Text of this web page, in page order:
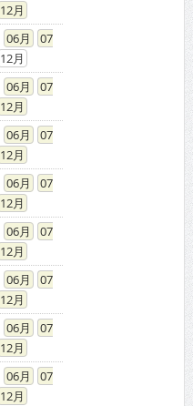
12
06
07
12
06
07
12
06
07
12
06
07
12
06
07
12
06
07
12
06
07
12
06
07
12